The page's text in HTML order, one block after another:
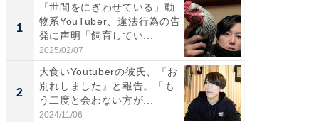
1
「世間をにぎわせている」動
物系YouTuber、違法行為の告
発に声明「飼育してい...
2025/02/07
2
大食いYoutuberの彼氏、『お
別れしました』と報告。「も
う二度と会わない方が...
2024/11/06